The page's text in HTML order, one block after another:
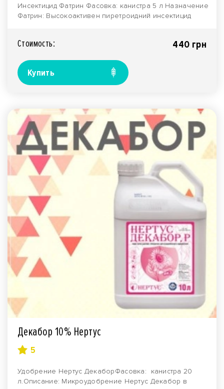
Инсектицид Фатрин Фасовка: канистра 5 л Назначение
Фатрин: Высокоактивен пиретроидний инсектицид
Стоимость: 440 грн
Купить
Декабор 10% Нертус
5
Удобрение Нертус ДекаборФасовка: канистра 20
л.Описание: Микроудобрение Нертус Декабор в